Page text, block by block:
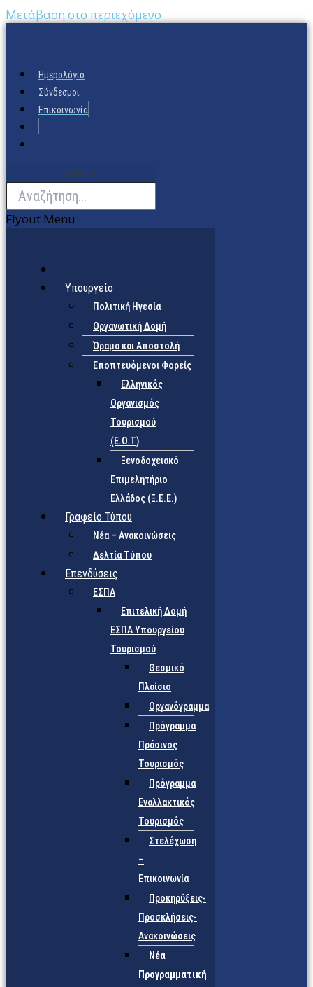
Μετάβαση στο περιεχόμενο
Ημερολόγιο
Σύνδεσμοι
Επικοινωνία
Search
Flyout Menu
Υπουργείο
Πολιτική Ηγεσία
Οργανωτική Δομή
Όραμα και Αποστολή
Εποπτευόμενοι Φορείς
Eλληνικός
Οργανισμός
Τουρισμού
(Ε.Ο.Τ)
Ξενοδοχειακό
Επιμελητήριο
Ελλάδος (Ξ.Ε.Ε.)
Γραφείο Τύπου
Νέα – Ανακοινώσεις
Δελτία Τύπου
Επενδύσεις
ΕΣΠΑ
Επιτελική Δομή
ΕΣΠΑ Υπουργείου
Τουρισμού
Θεσμικό
Πλαίσιο
Οργανόγραμμα
Πρόγραμμα
Πράσινος
Τουρισμός
Πρόγραμμα
Εναλλακτικός
Τουρισμός
Στελέχωση
–
Επικοινωνία
Προκηρύξεις-
Προσκλήσεις-
Ανακοινώσεις
Νέα
Προγραμματική